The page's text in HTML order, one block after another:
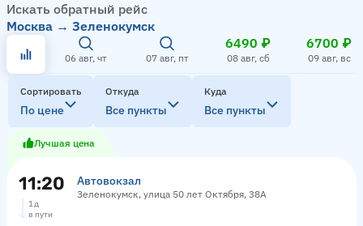
Искать обратный рейс
Москва → Зеленокумск
06 авг, чт 07 авг, пт
6490 ₽
08 авг, сб
6700 ₽
09 авг, вс
Сортировать
По цене
Откуда
Все пункты
Куда
Все пункты
Лучшая цена
11:20 Автовокзал
Зеленокумск, улица 50 лет Октября, 38А
1 д
в пути